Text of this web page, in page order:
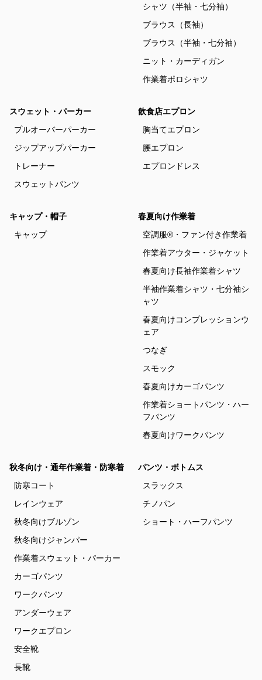
シャツ（半袖・七分袖）
ブラウス（長袖）
ブラウス（半袖・七分袖）
ニット・カーディガン
作業着ポロシャツ
スウェット・パーカー
プルオーバーパーカー
ジップアップパーカー
トレーナー
スウェットパンツ
飲食店エプロン
胸当てエプロン
腰エプロン
エプロンドレス
キャップ・帽子
キャップ
春夏向け作業着
空調服®・ファン付き作業着
作業着アウター・ジャケット
春夏向け長袖作業着シャツ
半袖作業着シャツ・七分袖シ
ャツ
春夏向けコンプレッションウ
ェア
つなぎ
スモック
春夏向けカーゴパンツ
作業着ショートパンツ・ハー
フパンツ
春夏向けワークパンツ
秋冬向け・通年作業着・防寒着
防寒コート
レインウェア
秋冬向けブルゾン
秋冬向けジャンパー
作業着スウェット・パーカー
カーゴパンツ
ワークパンツ
アンダーウェア
ワークエプロン
安全靴
長靴
パンツ・ボトムス
スラックス
チノパン
ショート・ハーフパンツ